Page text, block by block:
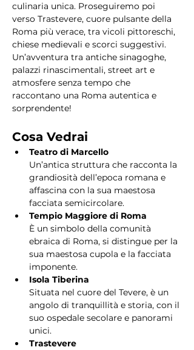
culinaria unica. Proseguiremo poi
verso Trastevere, cuore pulsante della
Roma più verace, tra vicoli pittoreschi,
chiese medievali e scorci suggestivi.
Un’avventura tra antiche sinagoghe,
palazzi rinascimentali, street art e
atmosfere senza tempo che
raccontano una Roma autentica e
sorprendente!
Cosa Vedrai
Teatro di Marcello
Un’antica struttura che racconta la
grandiosità dell’epoca romana e
affascina con la sua maestosa
facciata semicircolare.
Tempio Maggiore di Roma
È un simbolo della comunità
ebraica di Roma, si distingue per la
sua maestosa cupola e la facciata
imponente.
Isola Tiberina
Situata nel cuore del Tevere, è un
angolo di tranquillità e storia, con il
suo ospedale secolare e panorami
unici.
Trastevere